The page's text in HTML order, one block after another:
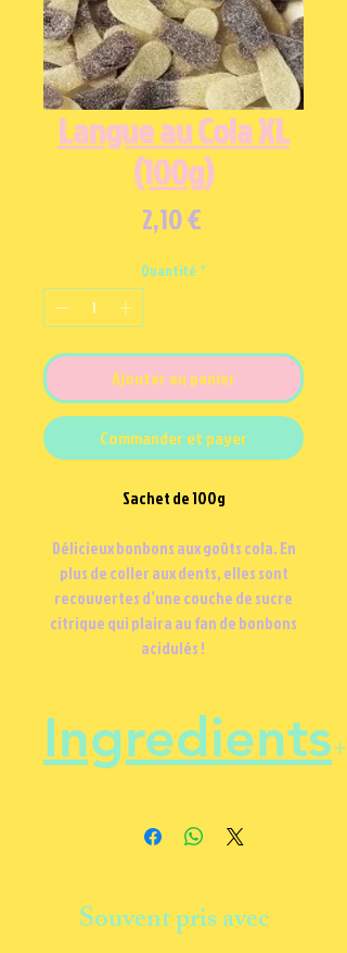
Langue au Cola XL
(100g)
2,10 €Prix
Quantité *
Ajouter au panier
Commander et payer
Sachet de 100g
Délicieux bonbons aux goûts cola. En
plus de coller aux dents, elles sont
recouvertes d’une couche de sucre
citrique qui plaira au fan de bonbons
acidulés !
Ingredients
modifié, acidifiants (acide
végétale hydrogénée, arôme
Souvent pris avec